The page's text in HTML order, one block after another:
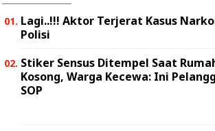
Lagi..!!! Aktor Terjerat Kasus
Polisi
Stiker Sensus Ditempel Saat
Kosong, Warga Kecewa: Ini
SOP